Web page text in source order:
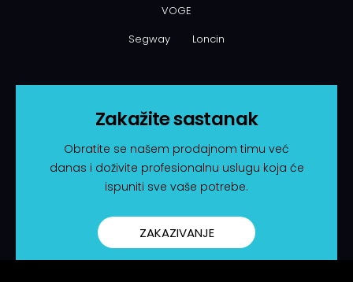
VOGE
Segway Loncin
Zakažite sastanak
Obratite se našem prodajnom timu već
danas i doživite profesionalnu uslugu koja će
ispuniti sve vaše potrebe.
ZAKAZIVANJE